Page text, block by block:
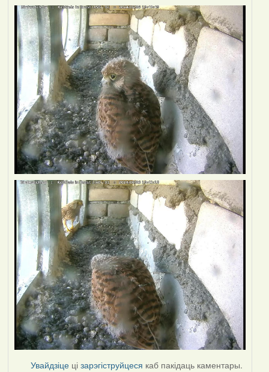
Увайдзіце цізарэгіструйцеся каб пакідаць каментары.